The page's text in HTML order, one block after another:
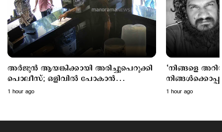
Politics
ചട്ടപ്രകാരം മുന്നറിയിപ്പ് നല്‍കിയില്ല; പ്രതിപക്ഷ
എംഎല്‍എയെ മാറ്റിനിര്‍ത്തി; സര്‍ക്കാരിനെതിരെ
പിണറായി
2 hours ago
അര്‍ജുന്‍ ആയങ്കിക്കായി അരിച്ചുപെറുക്കി
പൊലീസ്; ഒളിവില്‍ പോകാന്‍
സഹായിച്ച നാലുപേര്‍ കസ്റ്റഡിയില്‍
1 hour ago
‘നിങ്ങളെ
പിന്തുണച്ച്
1 hour ago